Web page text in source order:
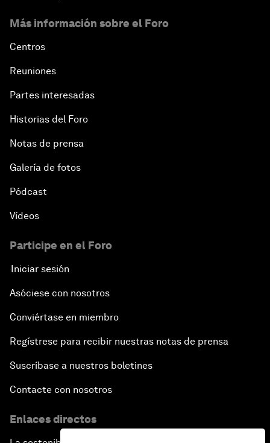
Más información sobre el Foro
Centros
Reuniones
Partes interesadas
Historias del Foro
Notas de prensa
Galería de fotos
Pódcast
Vídeos
Participe en el Foro
Iniciar sesión
Asóciese con nosotros
Conviértase en miembro
Regístrese para recibir nuestras notas de prensa
Suscríbase a nuestros boletines
Contacte con nosotros
Enlaces directos